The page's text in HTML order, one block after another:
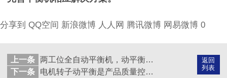
分享到 QQ空间 新浪微博 人人网 腾讯微博 网易微博 0
返回
列表
上一条
两工位全自动平衡机，动平衡测量数据精度高重复性好！
下一条
电机转子动平衡是产品质量控制的关键！